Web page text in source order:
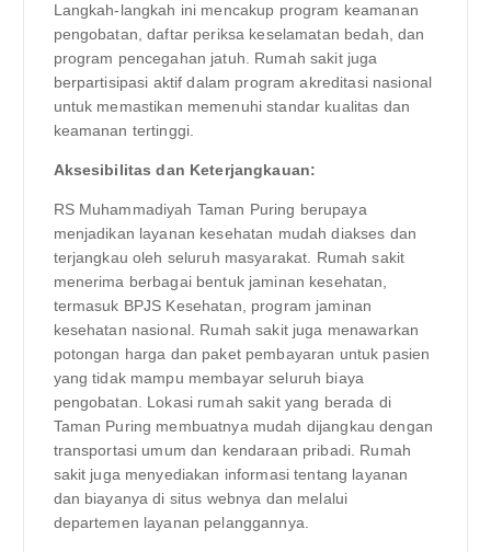
Langkah-langkah ini mencakup program keamanan
pengobatan, daftar periksa keselamatan bedah, dan
program pencegahan jatuh. Rumah sakit juga
berpartisipasi aktif dalam program akreditasi nasional
untuk memastikan memenuhi standar kualitas dan
keamanan tertinggi.
Aksesibilitas dan Keterjangkauan:
RS Muhammadiyah Taman Puring berupaya
menjadikan layanan kesehatan mudah diakses dan
terjangkau oleh seluruh masyarakat. Rumah sakit
menerima berbagai bentuk jaminan kesehatan,
termasuk BPJS Kesehatan, program jaminan
kesehatan nasional. Rumah sakit juga menawarkan
potongan harga dan paket pembayaran untuk pasien
yang tidak mampu membayar seluruh biaya
pengobatan. Lokasi rumah sakit yang berada di
Taman Puring membuatnya mudah dijangkau dengan
transportasi umum dan kendaraan pribadi. Rumah
sakit juga menyediakan informasi tentang layanan
dan biayanya di situs webnya dan melalui
departemen layanan pelanggannya.